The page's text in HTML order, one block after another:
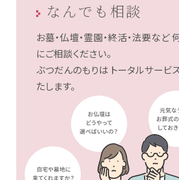
なんでも相談
お墓・仏壇・霊園・終活・法要など
にご相談ください。
ぶつだんのもりは トータルサービ
たします。